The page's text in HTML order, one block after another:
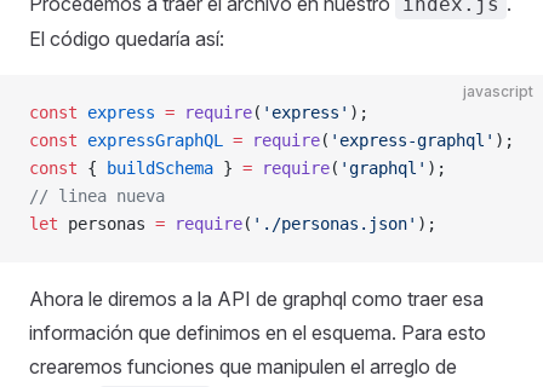
El código quedaría así:
javascript
const express = require( 'express' );
const expressGraphQL = require( 'express-graphql' );
const { buildSchema } = require( 'graphql' );
// linea nueva
let personas = require( './personas.json' );
Ahora le diremos a la API de graphql como traer esa
información que definimos en el esquema. Para esto
crearemos funciones que manipulen el arreglo de